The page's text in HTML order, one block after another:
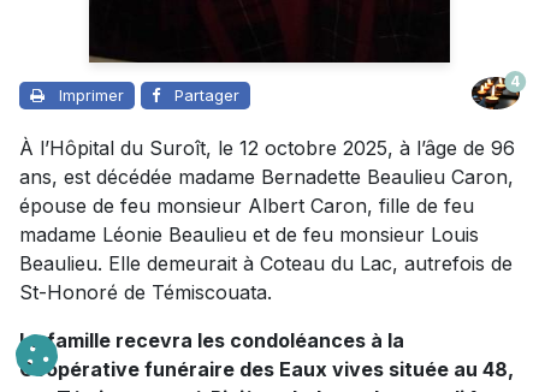
Imprimer Partager
4
À l’Hôpital du Suroît, le 12 octobre 2025, à l’âge de 96
ans, est décédée madame Bernadette Beaulieu Caron,
épouse de feu monsieur Albert Caron, fille de feu
madame Léonie Beaulieu et de feu monsieur Louis
Beaulieu. Elle demeurait à Coteau du Lac, autrefois de
St-Honoré de Témiscouata.
La famille recevra les condoléances à la
Coopérative funéraire des Eaux vives située au 48,